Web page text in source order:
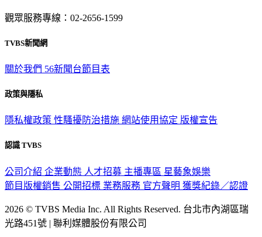
觀眾服務專線：02-2656-1599
TVBS新聞網
關於我們 56新聞台節目表
政策與隱私
隱私權政策 性騷擾防治措施 網站使用協定 版權宣告
認識 TVBS
公司介紹 企業動態 人才招募 主播專區 星藝象娛樂
節目版權銷售 公開招標 業務服務 官方聲明 獲獎紀錄／認證
2026 © TVBS Media Inc. All Rights Reserved. 台北市內湖區瑞
光路451號 | 聯利媒體股份有限公司